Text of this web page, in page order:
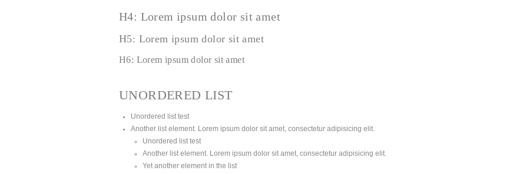
H4: Lorem ipsum dolor sit amet
H5: Lorem ipsum dolor sit amet
H6: Lorem ipsum dolor sit amet
UNORDERED LIST
Unordered list test
Another list element. Lorem ipsum dolor sit amet, consectetur adipisicing elit.
Unordered list test
Another list element. Lorem ipsum dolor sit amet, consectetur adipisicing elit.
Yet another element in the list